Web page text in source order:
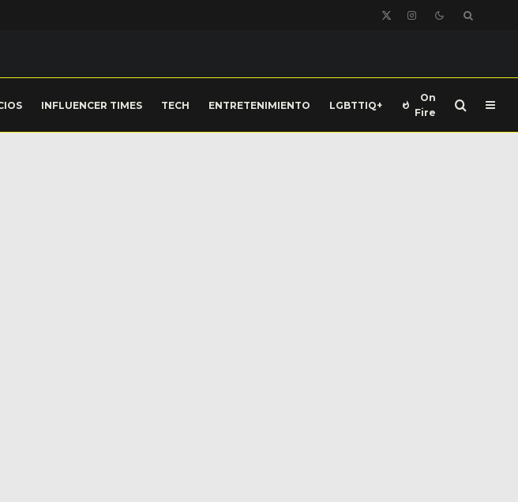
INFLUENCER TIMES TECH ENTRETENIMIENTO LGBTTIQ+
On
Fire